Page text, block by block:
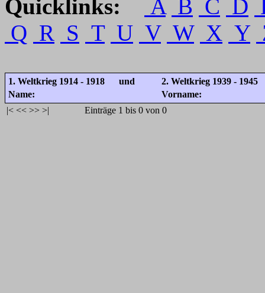
Quicklinks: A B C D
Q R S T U V W X Y
1. Weltkrieg 1914 - 1918 und
2. Weltkrieg 1939 - 1945
Name:
Vorname:
|< << >> >| Einträge 1 bis 0 von 0